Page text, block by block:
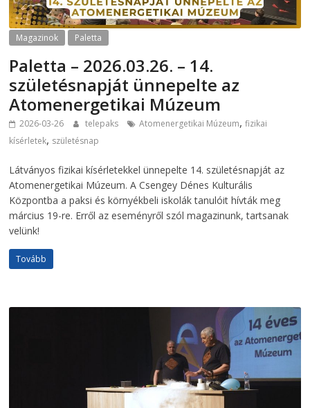
Magazinok Paletta
Paletta – 2026.03.26. – 14.
születésnapját ünnepelte az
Atomenergetikai Múzeum
2026-03-26 telepaks Atomenergetikai Múzeum,fizikai
kísérletek, születésnap
Látványos fizikai kísérletekkel ünnepelte 14. születésnapját az
Atomenergetikai Múzeum. A Csengey Dénes Kulturális
Központba a paksi és környékbeli iskolák tanulóit hívták meg
március 19-re. Erről az eseményről szól magazinunk, tartsanak
velünk!
Tovább